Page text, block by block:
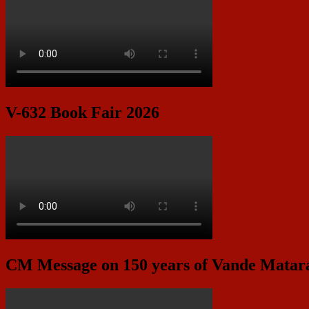
V-632 Book Fair 2026
CM Message on 150 years of Vande